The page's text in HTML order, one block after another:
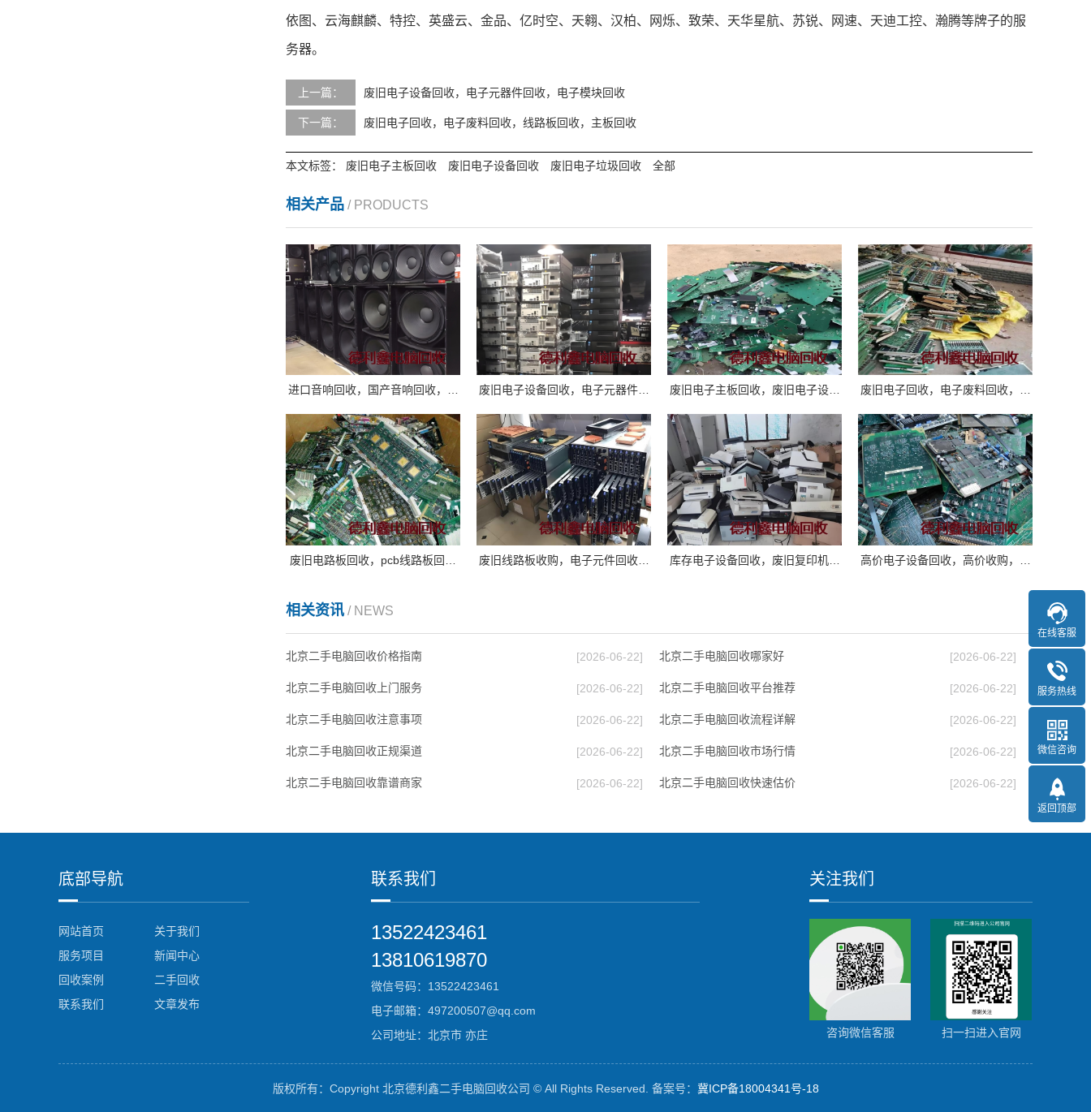
依图、云海麒麟、特控、英盛云、金品、亿时空、天翱、汉柏、网烁、致荣、天华星航、苏锐、网速、天迪工控、瀚腾等牌子的服
务器。
上一篇： 废旧电子设备回收，电子元器件回收，电子模块回收
下一篇： 废旧电子回收，电子废料回收，线路板回收，主板回收
本文标签： 废旧电子主板回收 废旧电子设备回收 废旧电子垃圾回收 全部
相关产品 / PRODUCTS
进口音响回收，国产音响回收，… 废旧电子设备回收，电子元器件… 废旧电子主板回收，废旧电子设… 废旧电子回收，电子废料回收，…
废旧电路板回收，pcb线路板回… 废旧线路板收购，电子元件回收… 库存电子设备回收，废旧复印机… 高价电子设备回收，高价收购，…
相关资讯 / NEWS
北京二手电脑回收价格指南 [2026-06-22] 北京二手电脑回收哪家好 [2026-06-22]
北京二手电脑回收上门服务 [2026-06-22] 北京二手电脑回收平台推荐 [2026-06-22]
北京二手电脑回收注意事项 [2026-06-22] 北京二手电脑回收流程详解 [2026-06-22]
北京二手电脑回收正规渠道 [2026-06-22] 北京二手电脑回收市场行情 [2026-06-22]
北京二手电脑回收靠谱商家 [2026-06-22] 北京二手电脑回收快速估价 [2026-06-22]
底部导航
网站首页
关于我们
服务项目
新闻中心
回收案例
二手回收
联系我们
文章发布
联系我们
13522423461
13810619870
微信号码：13522423461
电子邮箱：497200507@qq.com
公司地址：北京市 亦庄
关注我们
咨询微信客服 扫一扫进入官网
版权所有：Copyright 北京德利鑫二手电脑回收公司 © All Rights Reserved. 备案号： 冀ICP备18004341号-18
在线客服
服务热线
微信咨询
返回顶部